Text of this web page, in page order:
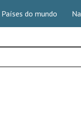
Países do mundo